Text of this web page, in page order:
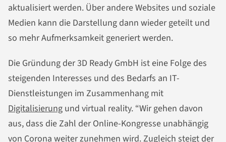
aktualisiert werden. Über andere Websites und soziale
Medien kann die Darstellung dann wieder geteilt und
so mehr Aufmerksamkeit generiert werden.
Die Gründung der 3D Ready GmbH ist eine Folge des
steigenden Interesses und des Bedarfs an IT-
Dienstleistungen im Zusammenhang mit
Digitalisierung und virtual reality. “Wir gehen davon
aus, dass die Zahl der Online-Kongresse unabhängig
von Corona weiter zunehmen wird. Zugleich steigt der